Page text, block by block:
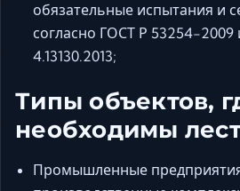
обязательные испытания и
согласно ГОСТ Р 53254-2009
4.13130.2013;
Типы объектов,
необходимы
Промышленные